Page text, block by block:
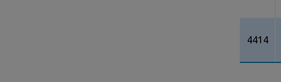
4414